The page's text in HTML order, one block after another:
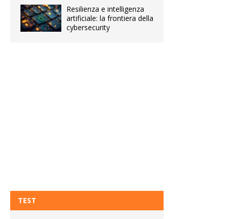
Resilienza e intelligenza
artificiale: la frontiera della
cybersecurity
TEST